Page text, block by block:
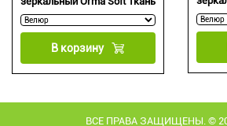
В корзину
ВСЕ ПРАВА ЗАЩИЩЕНЫ. ©